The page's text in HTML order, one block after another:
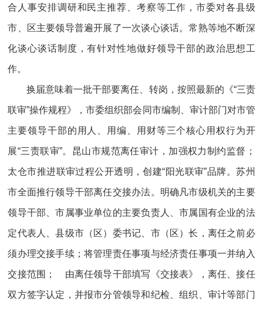
合人事安排调研和民主推荐、考察等工作，市委对各县级
市、区主要领导普遍开展了一次谈心谈话。常熟等地不断深
化谈心谈话制度，有针对性地做好领导干部的政治思想工
作。
换届意味着一批干部要离任、转岗，按照最新的《“三责
联审”操作规程》，市委组织部会同市编制、审计部门对市管
主要领导干部的用人、用编、用财等三个核心用权行为开
展“三责联审”。昆山市规范离任审计，加强权力制约监督；
太仓市推进联审过程公开透明，创建“阳光联审”品牌。苏州
市全面推行领导干部离任交接办法。明确凡市级机关的主要
领导干部、市属事业单位的主要负责人、市属国有企业的法
定代表人、县级市（区）委书记、市（区）长，离任之前必
须办理交接手续；将管理责任事项与经济责任事项一并纳入
交接范围； 由离任领导干部填写《交接表》，离任、接任
双方签字认定，并报市分管领导和纪检、组织、审计等部门